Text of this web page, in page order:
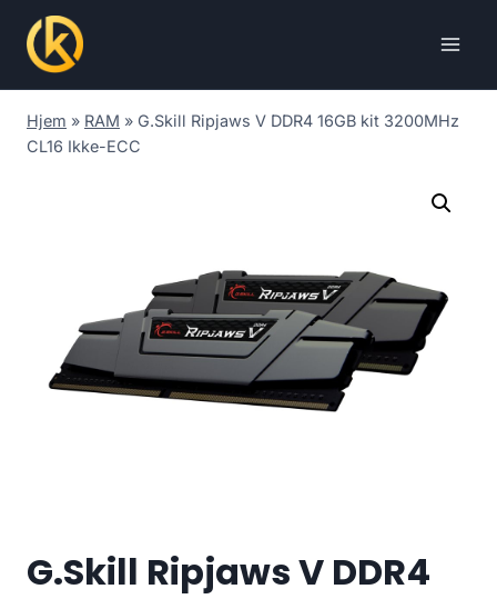
content
Hjem » RAM » G.Skill Ripjaws V DDR4 16GB kit 3200MHz
CL16 Ikke-ECC
G.Skill Ripjaws V DDR4